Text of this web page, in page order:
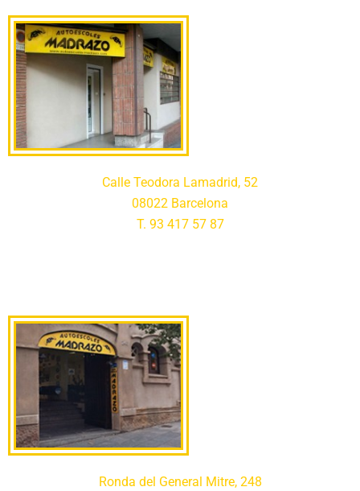
Calle Teodora Lamadrid, 52
08022 Barcelona
T. 93 417 57 87
Ronda del General Mitre, 248